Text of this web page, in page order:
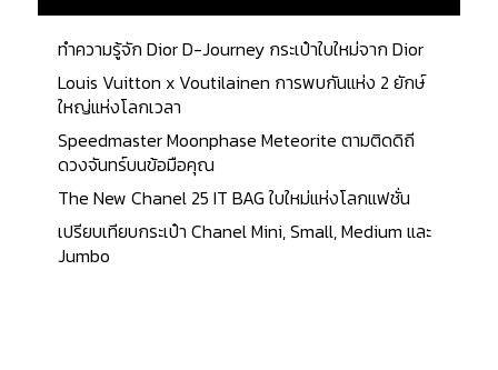
ทำความรู้จัก Dior D-Journey กระเป๋าใบใหม่จาก Dior
Louis Vuitton x Voutilainen การพบกันแห่ง 2 ยักษ์
ใหญ่แห่งโลกเวลา
Speedmaster Moonphase Meteorite ตามติดดิถี
ดวงจันทร์บนข้อมือคุณ
The New Chanel 25 IT BAG ใบใหม่แห่งโลกแฟชั่น
เปรียบเทียบกระเป๋า Chanel Mini, Small, Medium และ
Jumbo